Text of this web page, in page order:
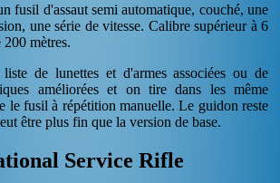
fusil d'assaut semi automatique, couché, une
une série de vitesse. Calibre supérieur à 6
mètres.
de lunettes et d'armes associées ou de
améliorées et on tire dans les même
le fusil à répétition manuelle. Le guidon reste
être plus fin que la version de base.
Service Rifle